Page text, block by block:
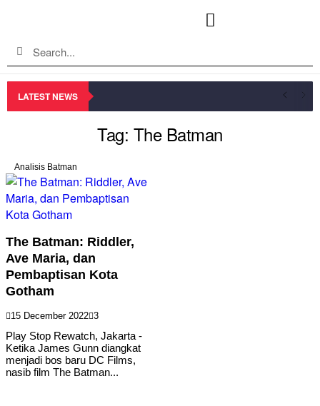
LATEST NEWS
Tag: The Batman
Analisis Batman
The Batman: Riddler,
Ave Maria, dan
Pembaptisan Kota
Gotham
15 December 2022 3
Play Stop Rewatch, Jakarta -
Ketika James Gunn diangkat
menjadi bos baru DC Films,
nasib film The Batman...